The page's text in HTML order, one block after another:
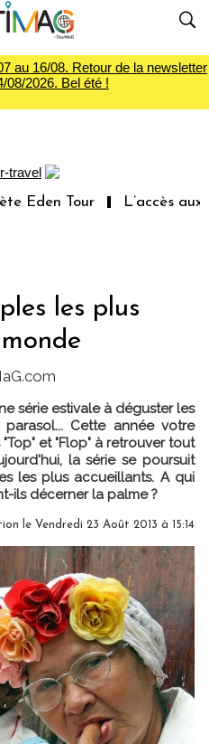
au 16/08. Retour de la newsletter
08/2026. Bel été !
Eden Tour L’accès aux
les plus
série estivale à déguster les
Cette année votre
et "Flop" à retrouver tout
la série se poursuit
les plus accueillants. A qui
ils décerner la palme ?
le Vendredi 23 Août 2013 à 15:14